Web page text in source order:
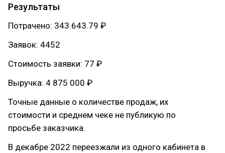
Результаты
Потрачено: 343 643.79 ₽
Заявок: 4452
Стоимость заявки: 77 ₽
Выручка: 4 875 000 ₽
Точные данные о количестве продаж, их
стоимости и среднем чеке не публикую по
просьбе заказчика.
В декабре 2022 переезжали из одного кабинета в